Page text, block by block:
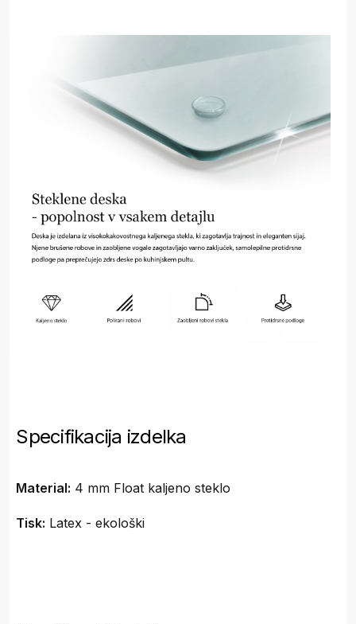
Specifikacija izdelka
Material: 4 mm Float kaljeno steklo
Tisk: Latex - ekološki